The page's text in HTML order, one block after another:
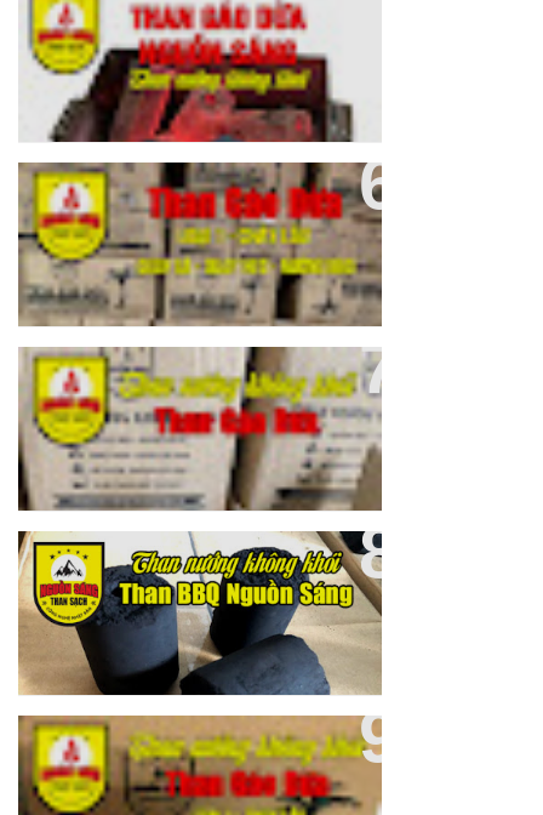
Than Gáo Dừa Không Khói Quận
Gò Vấp
Than Gáo Dừa Không Khói Loại
1 Nguồn Sáng
THAN GÁO DỪA BẾN TRE
Than Nướng BBQ Không Khói
Nguồn Sáng
Than Gáo Dừa Loại 1 Nguồn
Sáng, Cháy Lâu 3-5 Giờ